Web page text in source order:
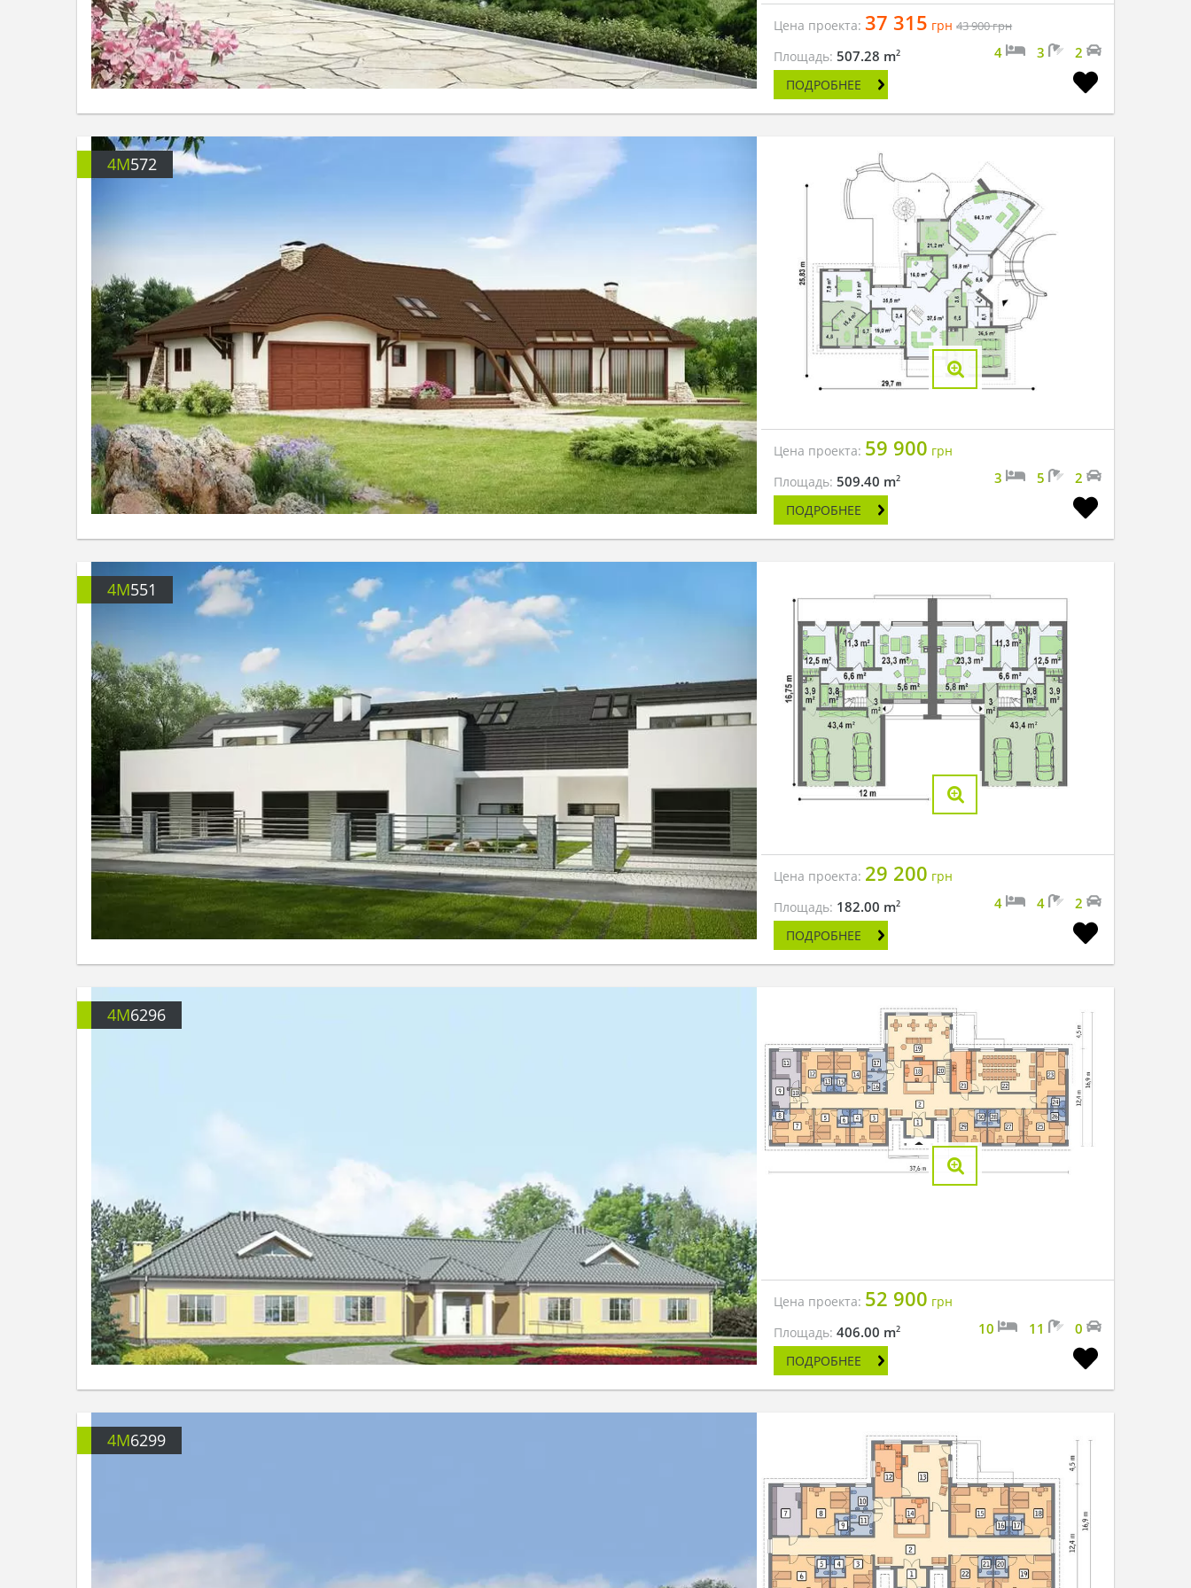
Цена проекта: 37 315 грн 43 900грн
Площадь:507.28 m2 4 3 2
ПОДРОБНЕЕ
4M572
Цена проекта: 59 900 грн
Площадь:509.40 m2 3 5 2
ПОДРОБНЕЕ
4M551
Цена проекта: 29 200 грн
Площадь: 182.00 m2 4 4 2
ПОДРОБНЕЕ
4M6296
Цена проекта: 52 900 грн
Площадь:406.00 m2 10 11 0
ПОДРОБНЕЕ
4M6299